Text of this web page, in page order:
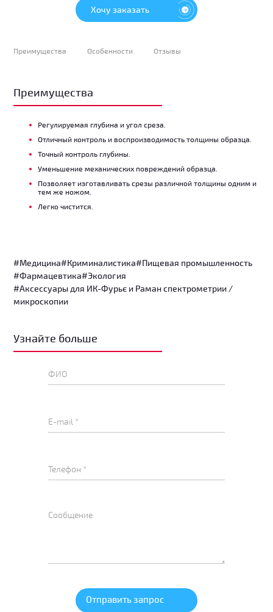
Хочу заказать
Преимущества Особенности Отзывы
Преимущества
Регулируемая глубина и угол среза.
Отличный контроль и воспроизводимость толщины образца.
Точный контроль глубины.
Уменьшение механических повреждений образца.
Позволяет изготавливать срезы различной толщины одним и
тем же ножом.
Легко чистится.
#Медицина#Криминалистика#Пищевая промышленность
#Фармацевтика#Экология
#Аксессуары для ИК-Фурьє и Раман спектрометрии /
микроскопии
Узнайте больше